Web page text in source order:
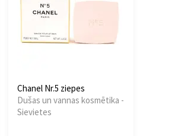
Chanel Nr.5 ziepes
Dušas un vannas kosmētika -
Sievietes